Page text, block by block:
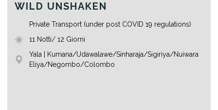
WILD UNSHAKEN
Private Transport (under post COVID 19 regulations)
11 Notti/ 12 Giorni
Yala | Kumana/Udawalawe/Sinharaja/Sigiriya/Nuiwara
Eliya/Negombo/Colombo